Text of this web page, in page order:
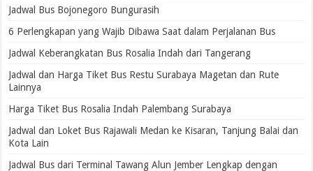
Jadwal Bus Bojonegoro Bungurasih
6 Perlengkapan yang Wajib Dibawa Saat dalam Perjalanan Bus
Jadwal Keberangkatan Bus Rosalia Indah dari Tangerang
Jadwal dan Harga Tiket Bus Restu Surabaya Magetan dan Rute
Lainnya
Harga Tiket Bus Rosalia Indah Palembang Surabaya
Jadwal dan Loket Bus Rajawali Medan ke Kisaran, Tanjung Balai dan
Kota Lain
Jadwal Bus dari Terminal Tawang Alun Jember Lengkap dengan